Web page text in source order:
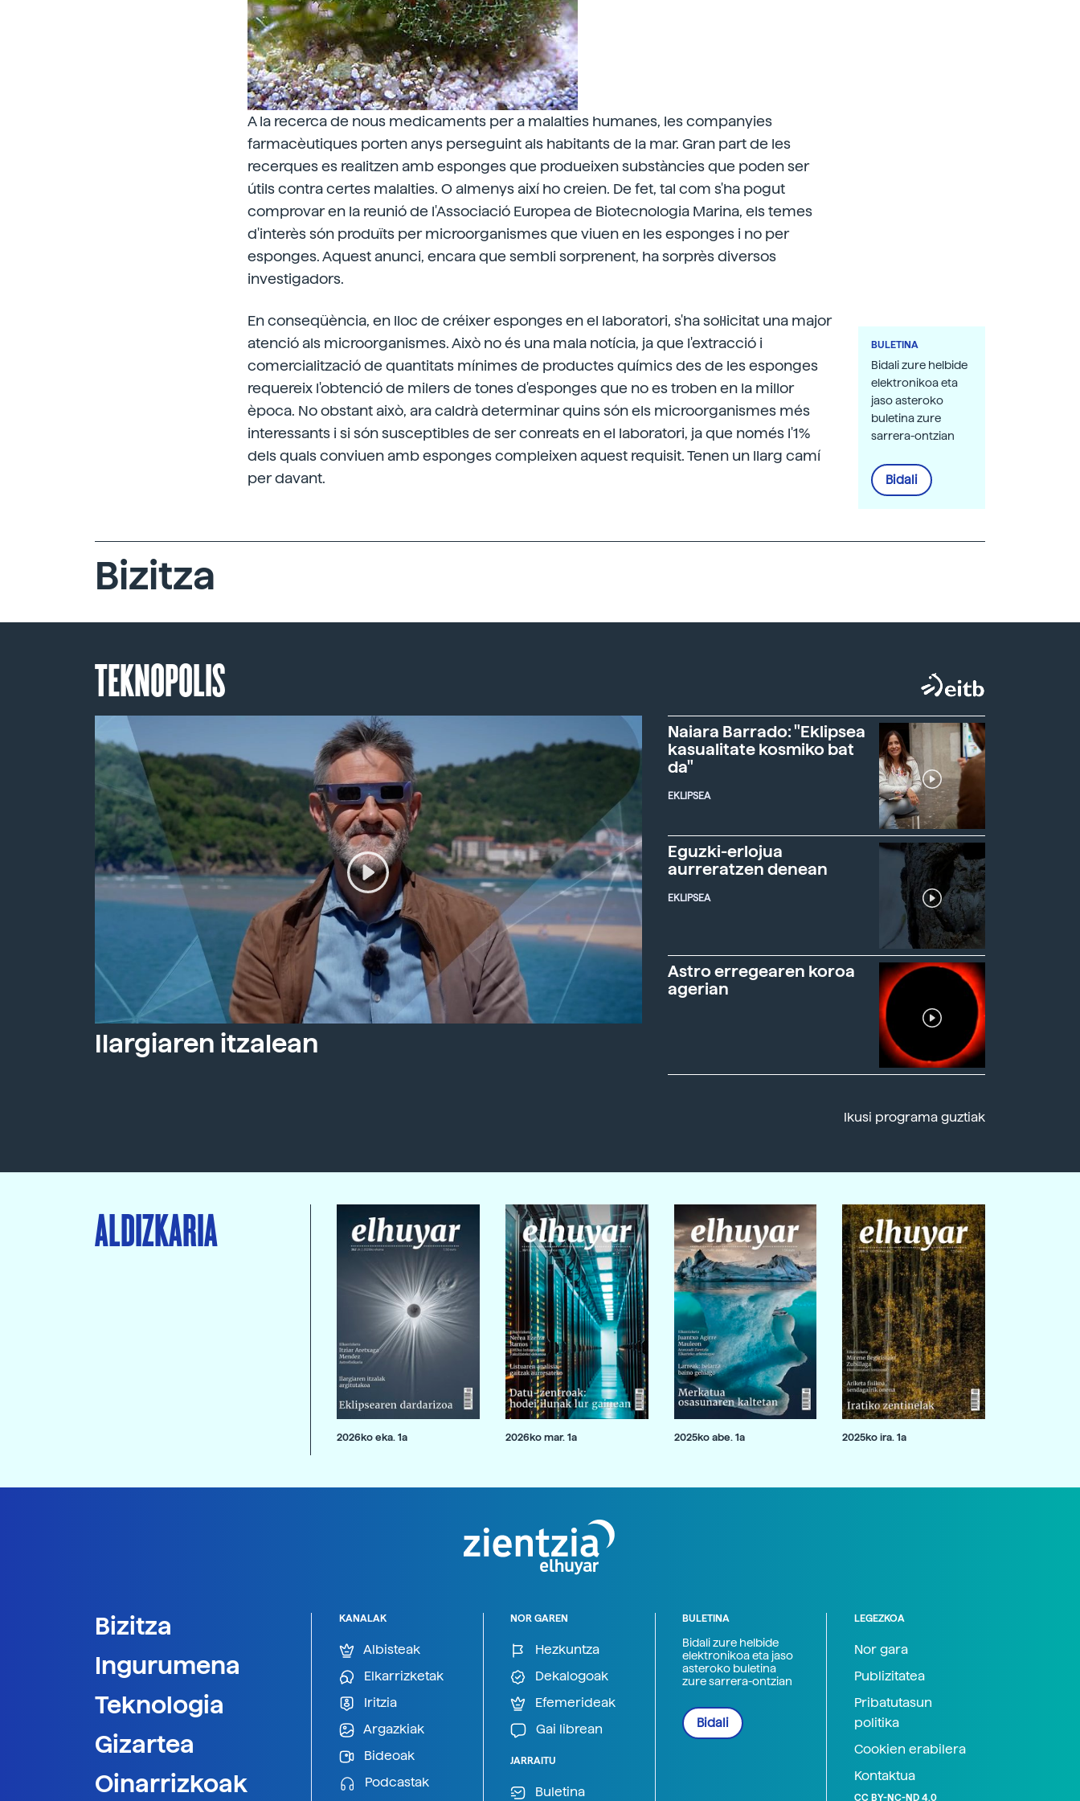
A la recerca de nous medicaments per a malalties humanes, les companyies
farmacèutiques porten anys perseguint als habitants de la mar. Gran part de les
recerques es realitzen amb esponges que produeixen substàncies que poden ser
útils contra certes malalties. O almenys així ho creien. De fet, tal com s'ha pogut
comprovar en la reunió de l'Associació Europea de Biotecnologia Marina, els temes
d'interès són produïts per microorganismes que viuen en les esponges i no per
esponges. Aquest anunci, encara que sembli sorprenent, ha sorprès diversos
investigadors.
En conseqüència, en lloc de créixer esponges en el laboratori, s'ha sol·licitat una major
atenció als microorganismes. Això no és una mala notícia, ja que l'extracció i
comercialització de quantitats mínimes de productes químics des de les esponges
requereix l'obtenció de milers de tones d'esponges que no es troben en la millor
època. No obstant això, ara caldrà determinar quins són els microorganismes més
interessants i si són susceptibles de ser conreats en el laboratori, ja que només l'1%
dels quals conviuen amb esponges compleixen aquest requisit. Tenen un llarg camí
per davant.
BULETINA
Bidali zure helbide
elektronikoa eta
jaso asteroko
buletina zure
sarrera-ontzian
Bidali
Bizitza
TEKNOPOLIS
Ilargiaren itzalean
Naiara Barrado: "Eklipsea
kasualitate kosmiko bat
da"
EKLIPSEA
Eguzki-erlojua
aurreratzen denean
EKLIPSEA
Astro erregearen koroa
agerian
Ikusi programa guztiak
ALDIZKARIA
2026ko eka. 1a 2026ko mar. 1a 2025ko abe. 1a 2025ko ira. 1a
Bizitza
Ingurumena
Teknologia
Gizartea
Oinarrizkoak
KANALAK
Albisteak
Elkarrizketak
Iritzia
Argazkiak
Bideoak
Podcastak
NOR GAREN
Hezkuntza
Dekalogoak
Efemerideak
Gai librean
JARRAITU
Buletina
BULETINA
Bidali zure helbide
elektronikoa eta jaso
asteroko buletina
zure sarrera-ontzian
Bidali
LEGEZKOA
Nor gara
Publizitatea
Pribatutasun
politika
Cookien erabilera
Kontaktua
CC BY-NC-ND 4.0